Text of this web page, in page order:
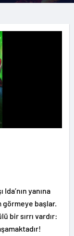
yanına
görmeye başlar.
bir sırrı vardır: